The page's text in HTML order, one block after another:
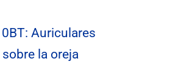
Auriculares
la oreja